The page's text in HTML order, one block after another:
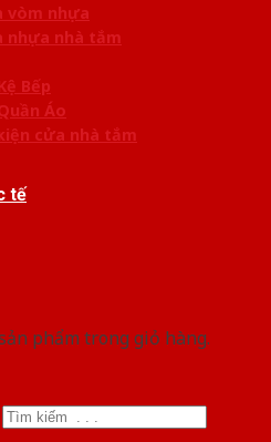
vòm nhựa
nhựa nhà tắm
Bếp
Áo
kiện cửa nhà tắm
tế
phẩm trong giỏ hàng.